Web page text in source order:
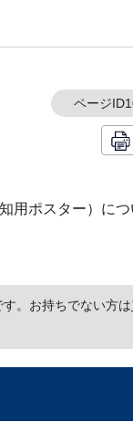
ページ
用ポスター）につ
。お持ちでない方は